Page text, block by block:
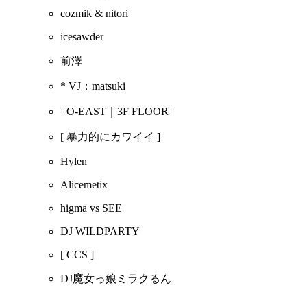
cozmik & nitori
icesawder
前澤
* VJ：matsuki
=O-EAST｜3F FLOOR=
[ 暴力的にカワイイ ]
Hylen
Alicemetix
higma vs SEE
DJ WILDPARTY
[ CCS ]
DJ魔女っ娘ミラクるん